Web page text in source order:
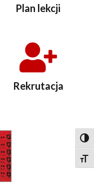
Plan lekcji
Rekrutacja